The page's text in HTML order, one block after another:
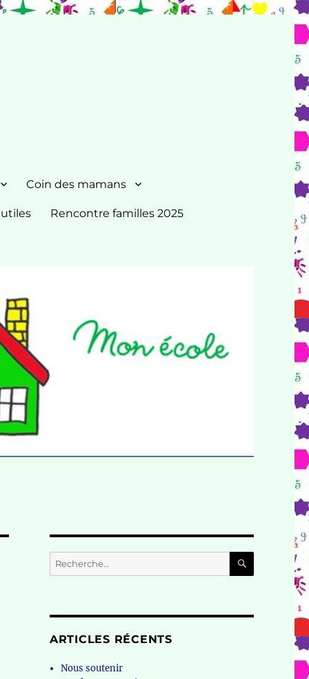
Coin des mamans
Rencontre familles 2025
Recherche
pour :
ARTICLES RÉCENTS
Nous soutenir